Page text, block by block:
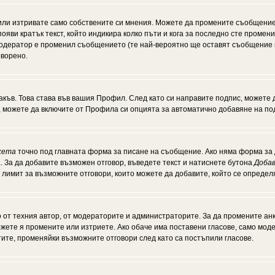
изтривате само собствените си мнения. Можете да промените
кратък текст, който индикира колко пъти и кога за последно сте
е променил съобщението (те най-вероятно ще оставят
Това става във вашия Профил. След като си направите подпис, можете
да включите от Профила си опцията за автоматично добавяне на
точно под главната форма за писане на съобщение. Ако няма форма
да добавите възможен отговор, въведете текст и натиснете бутона
за възможните отговори, които можете да добавите, който се
техния автор, от модераторите и администраторите. За да промените
я промените или изтриете. Ако обаче има поставени гласове, само
променяйки възможните отговори след като са постъпили гласове.